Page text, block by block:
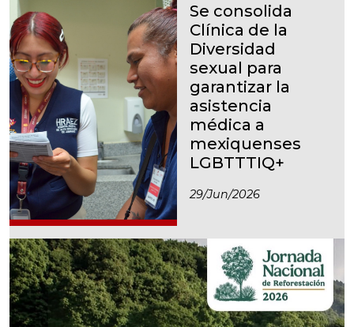
Se consolida
Clínica de la
Diversidad
sexual para
garantizar la
asistencia
médica a
mexiquenses
LGBTTTIQ+
29/jun/2026